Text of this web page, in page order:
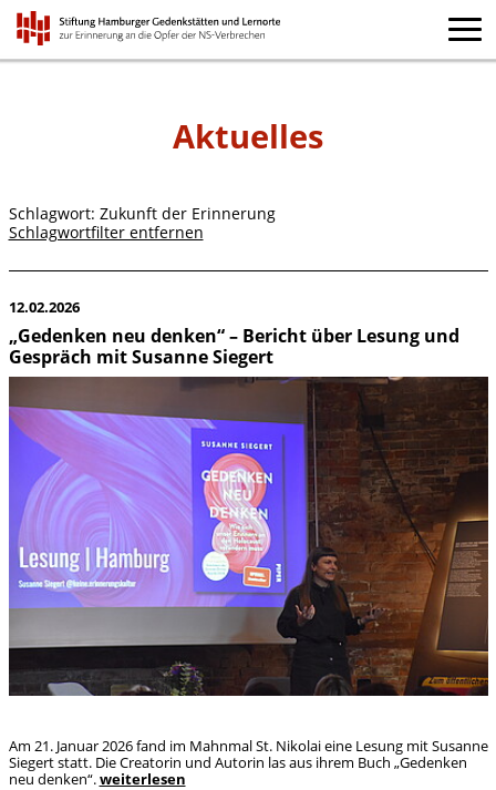
Aktuelles
Schlagwort: Zukunft der Erinnerung
Schlagwortfilter entfernen
12.02.2026
„Gedenken neu denken“ – Bericht über Lesung und
Gespräch mit Susanne Siegert
Am 21. Januar 2026 fand im Mahnmal St. Nikolai eine Lesung mit Susanne
Siegert statt. Die Creatorin und Autorin las aus ihrem Buch „Gedenken
neu denken“.weiterlesen